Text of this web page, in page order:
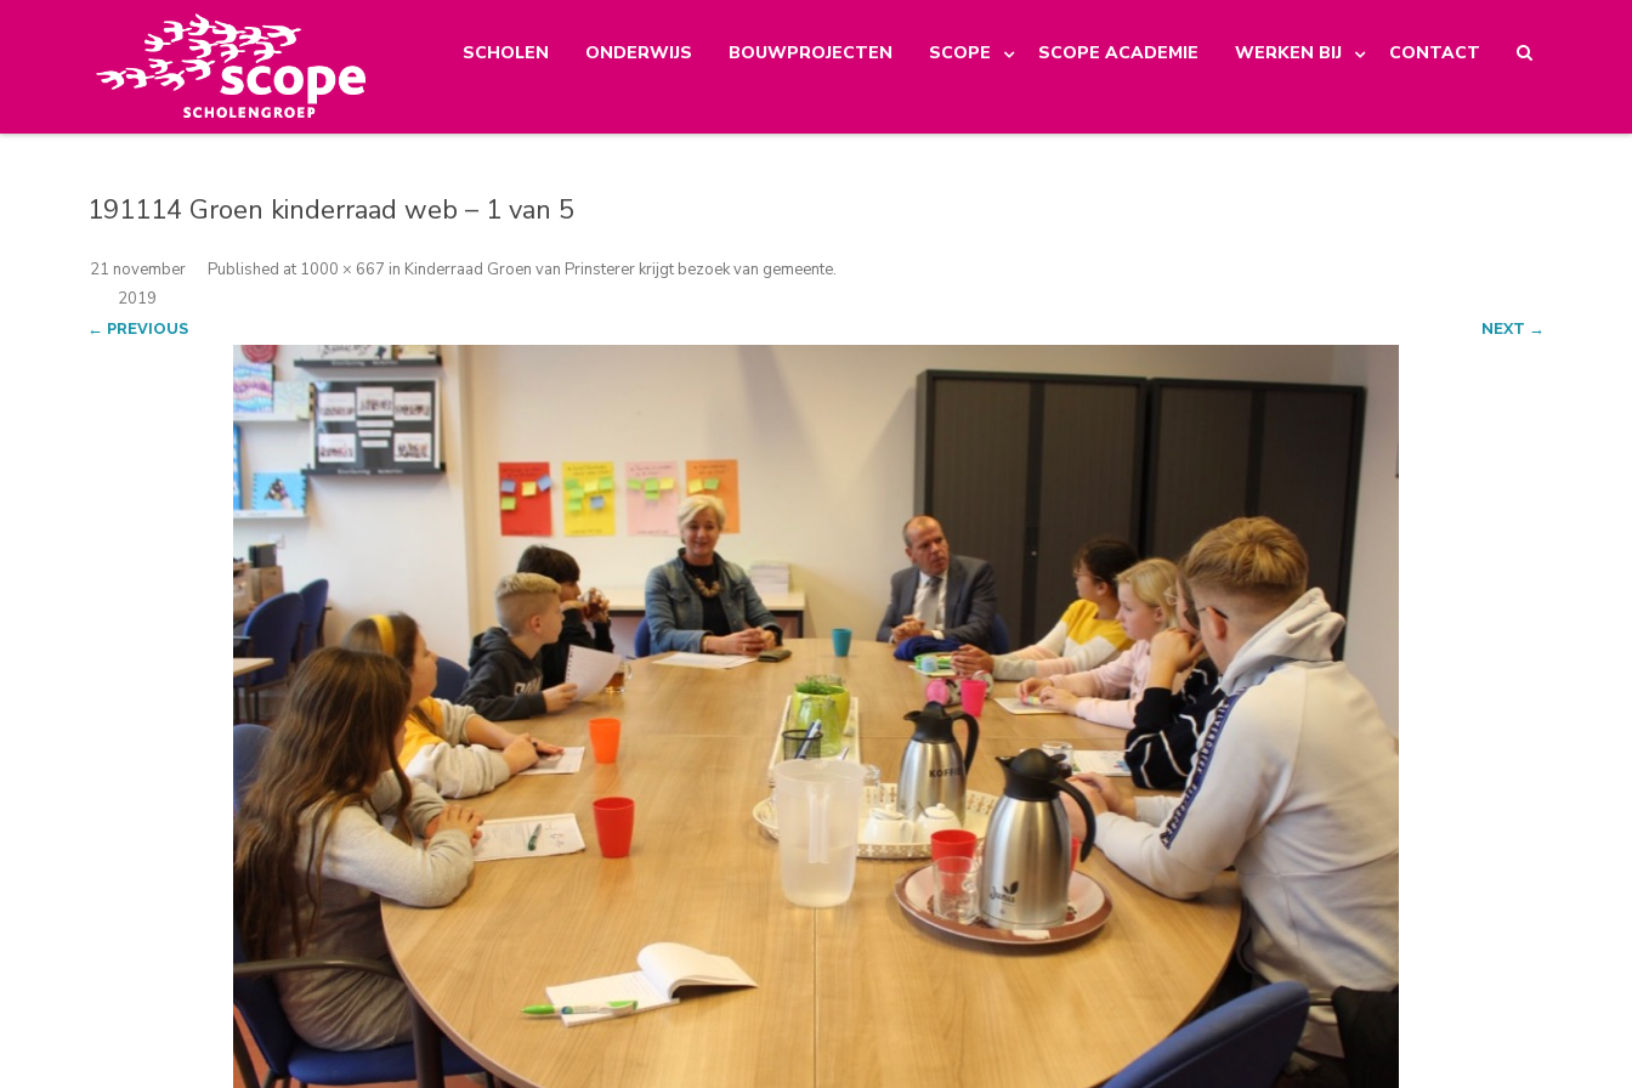
SCHOLEN ONDERWIJS BOUWPROJECTEN SCOPE SCOPE ACADEMIE WERKEN BIJ CONTACT
191114 Groen kinderraad web – 1 van 5
Published
21 november
2019
at 1000 × 667 in Kinderraad Groen van Prinsterer krijgt bezoek van gemeente.
← PREVIOUS NEXT →